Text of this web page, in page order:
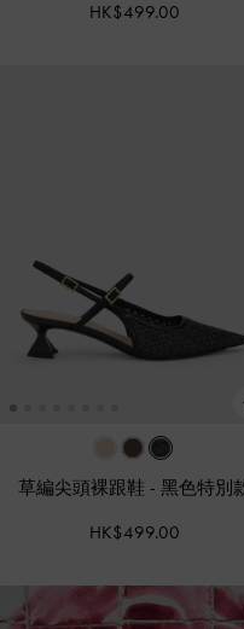
HK$499.00
草編尖頭裸跟鞋 - 黑色特別
HK$499.00